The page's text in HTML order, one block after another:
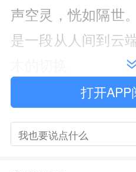
声空灵，恍如隔世
是一段从人间到云
不必远行，便
打开APP